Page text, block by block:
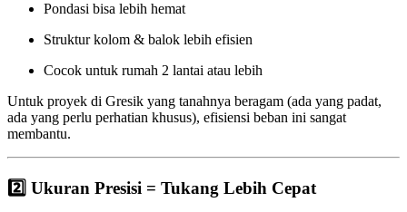
Pondasi bisa lebih hemat
Struktur kolom & balok lebih efisien
Cocok untuk rumah 2 lantai atau lebih
Untuk proyek di Gresik yang tanahnya beragam (ada yang padat,
ada yang perlu perhatian khusus), efisiensi beban ini sangat
membantu.
2️⃣ Ukuran Presisi = Tukang Lebih Cepat